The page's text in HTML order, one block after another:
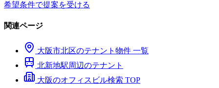
希望条件で提案を受ける
関連ページ
大阪市北区のテナント物件 一覧
北新地駅周辺のテナント
大阪のオフィスビル検索 TOP